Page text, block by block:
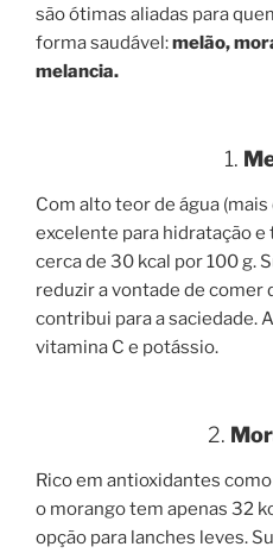
são ótimas aliadas para
forma saudável:melão,
melancia.
1.
Com alto teor de água
excelente para hidratação e
cerca de 30 kcal por 100 g.
reduzir a vontade de comer
contribui para a saciedade.
vitamina C e potássio.
2.
Rico em antioxidantes
o morango tem apenas 32
opção para lanches leves.